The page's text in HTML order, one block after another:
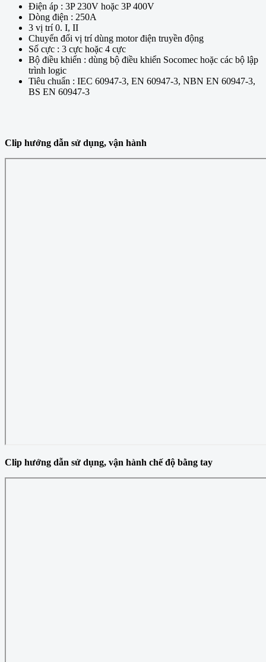
Điện áp : 3P 230V hoặc 3P 400V
Dòng điện : 250A
3 vị trí 0. I, II
Chuyển đổi vị trí dùng motor điện truyền động
Số cực : 3 cực hoặc 4 cực
Bộ điều khiển : dùng bộ điều khiển Socomec hoặc các bộ lập
trình logic
Tiêu chuẩn : IEC 60947-3, EN 60947-3, NBN EN 60947-3,
BS EN 60947-3
Clip hướng dẫn sử dụng, vận hành
Clip hướng dẫn sử dụng, vận hành chế độ bằng tay